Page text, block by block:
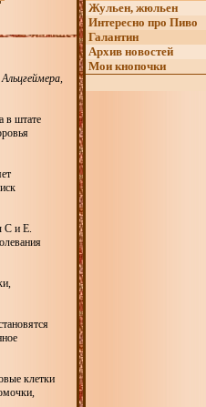
в штате
С и Е.
клетки
Жульен, жюльен
Интересно про Пиво
Галантин
Архив новостей
Мои кнопочки